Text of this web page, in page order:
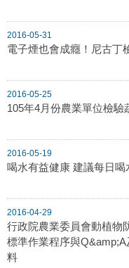
2016-05-31
電子煙也會成癮！尼古丁
2016-05-25
105年4月份農業單位檢
2016-05-19
喝水有益健康 建議每日喝
2016-04-29
行政院農業委員會動植物
標準作業程序與
料